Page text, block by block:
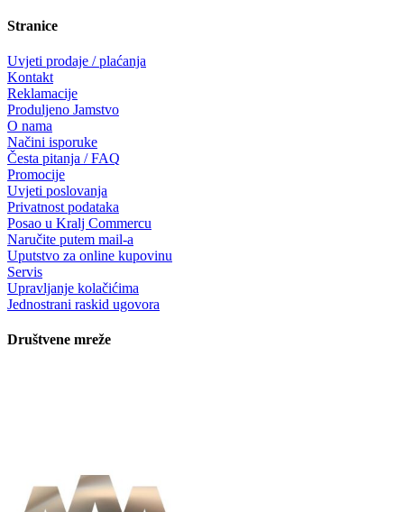
Stranice
Uvjeti prodaje / plaćanja
Kontakt
Reklamacije
Produljeno Jamstvo
O nama
Načini isporuke
Česta pitanja / FAQ
Promocije
Uvjeti poslovanja
Privatnost podataka
Posao u Kralj Commercu
Naručite putem mail-a
Uputstvo za online kupovinu
Servis
Upravljanje kolačićima
Jednostrani raskid ugovora
Društvene mreže